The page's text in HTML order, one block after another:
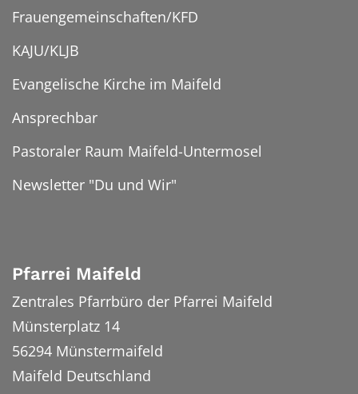
Frauengemeinschaften/KFD
KAJU/KLJB
Evangelische Kirche im Maifeld
Ansprechbar
Pastoraler Raum Maifeld-Untermosel
Newsletter "Du und Wir"
Pfarrei Maifeld
Zentrales Pfarrbüro der Pfarrei Maifeld
Münsterplatz 14
56294 Münstermaifeld
Maifeld Deutschland